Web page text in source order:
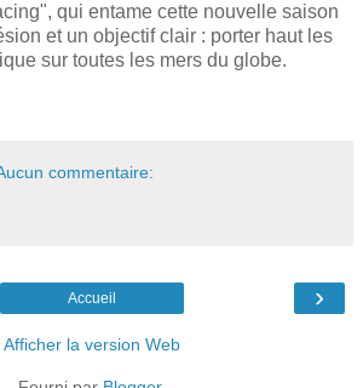
qui entame cette nouvelle saison
et un objectif clair : porter haut les
sur toutes les mers du globe.
commentaire:
›
Accueil
Afficher la version Web